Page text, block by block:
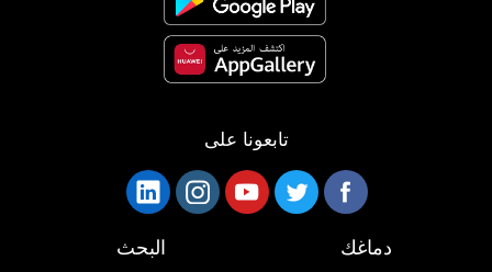
تابعونا على
دماغك البحث